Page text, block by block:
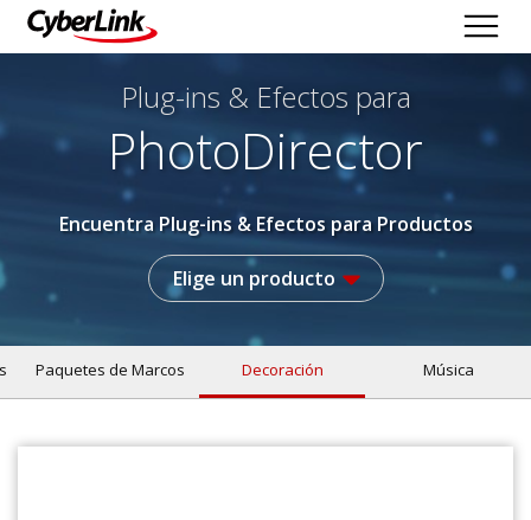
Plug-ins & Efectos para
PhotoDirector
Encuentra Plug-ins & Efectos para Productos
Elige un producto
Paquetes de Marcos Decoración Música